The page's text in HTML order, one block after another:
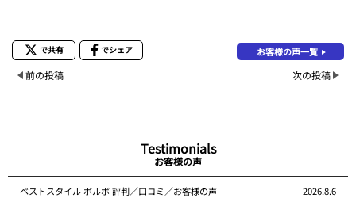
で共有 でシェア お客様の声一覧
前の投稿 次の投稿
Testimonials
お客様の声
ベストスタイル ボルボ 評判／口コミ／お客様の声 2026.8.6